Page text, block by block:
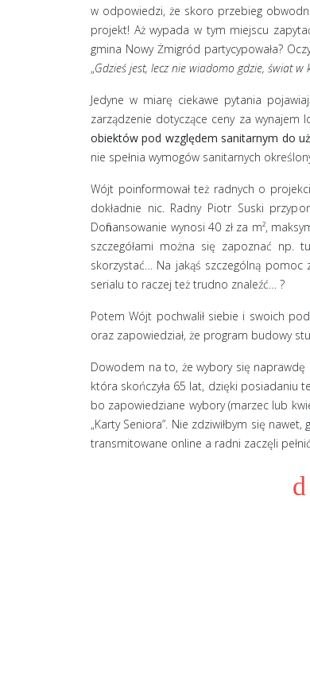
w odpowiedzi, że skoro przebieg
projekt! Aż wypada w tym miejscu
gmina Nowy Żmigród partycypowała?
„Gdzieś jest, lecz nie wiadomo gdzie, świat
Jedyne w miarę ciekawe pytania
zarządzenie dotyczące ceny za
obiektów pod względem sanitarnym do
nie spełnia wymogów sanitarnych
Wójt poinformował też radnych o
dokładnie nic. Radny Piotr Suski
Dofinansowanie wynosi 40 zł za m²,
szczegółami można się zapoznać np.
skorzystać… Na jakąś szczególną
serialu to raczej też trudno znaleźć… ?
Potem Wójt pochwalił siebie i swoich
oraz zapowiedział, że program budowy
Dowodem na to, że wybory się
która skończyła 65 lat, dzięki posiadaniu
bo zapowiedziane wybory (marzec lub
„Karty Seniora”. Nie zdziwiłbym się
transmitowane online a radni zaczęli